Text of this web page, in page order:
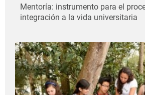
Mentoría: instrumento para el
integración a la vida universitaria